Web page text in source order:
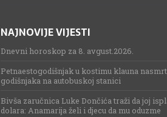
NAJNOVIJE VIJESTI
Dnevni horoskop za 8. avgust.2026.
Petnaestogodišnjak u kostimu klauna
godišnjaka na autobuskoj stanici
Bivša zaručnica Luke Dončića traži da joj
dolara: Anamarija želi i djecu da mu oduzme